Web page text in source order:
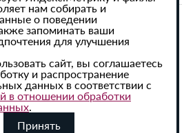
сайта активная
64» обязательна.
нам собирать и
о поведении
запоминать ваши
для улучшения
сайт, вы соглашаетесь
и распространение
данных в соответствии с
в отношении обработки
.
Принять